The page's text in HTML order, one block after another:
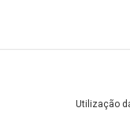
Utilização